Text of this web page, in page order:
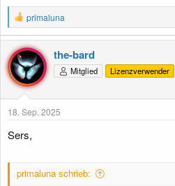
R
e
a
k
t
i
o
n
n
primaluna
the-bard
Mitglied Lizenzverwender
18. Sep. 2025
Sers,
primaluna schrieb: